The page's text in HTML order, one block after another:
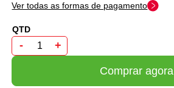
Ver todas as formas de pagamento
- +
Comprar agora